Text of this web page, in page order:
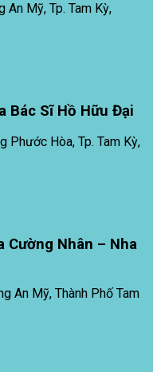
An Mỹ, Tp. Tam Kỳ,
Bác Sĩ Hồ Hữu Đại
Phước Hòa, Tp. Tam Kỳ,
Cường Nhân – Nha
An Mỹ, Thành Phố Tam